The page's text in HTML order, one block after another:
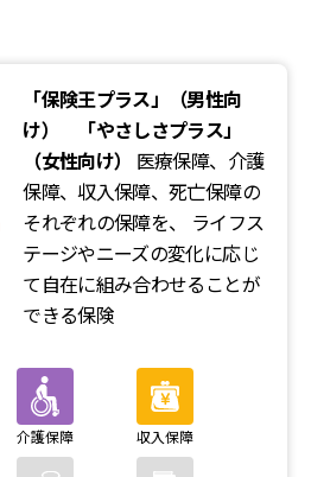
「保険王プラス」（男性向
け） 「やさしさプラス」
（女性向け）
医療保障、介護
保障、収入保障、死亡保障の
それぞれの保障を、
ライフス
テージやニーズの変化に応じ
て自在に組み合わせることが
できる保険